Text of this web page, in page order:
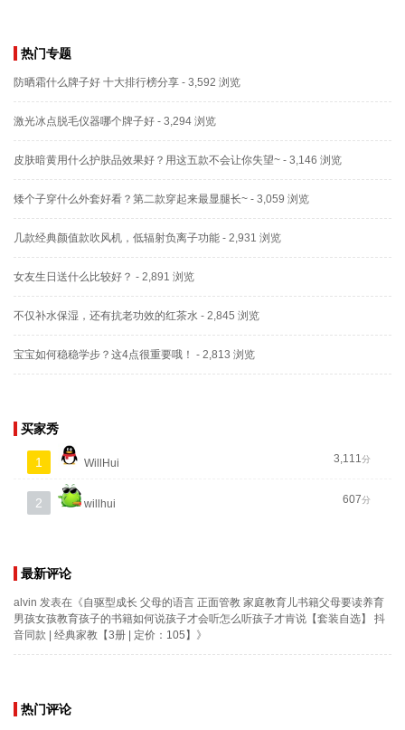
热门专题
防晒霜什么牌子好 十大排行榜分享 - 3,592 浏览
激光冰点脱毛仪器哪个牌子好 - 3,294 浏览
皮肤暗黄用什么护肤品效果好？用这五款不会让你失望~ - 3,146 浏览
矮个子穿什么外套好看？第二款穿起来最显腿长~ - 3,059 浏览
几款经典颜值款吹风机，低辐射负离子功能 - 2,931 浏览
女友生日送什么比较好？ - 2,891 浏览
不仅补水保湿，还有抗老功效的红茶水 - 2,845 浏览
宝宝如何稳稳学步？这4点很重要哦！ - 2,813 浏览
买家秀
1 WillHui 3,111分
2 willhui 607分
最新评论
alvin 发表在《自驱型成长 父母的语言 正面管教 家庭教育儿书籍父母要读养育
男孩女孩教育孩子的书籍如何说孩子才会听怎么听孩子才肯说【套装自选】 抖
音同款 | 经典家教【3册 | 定价：105】 》
热门评论